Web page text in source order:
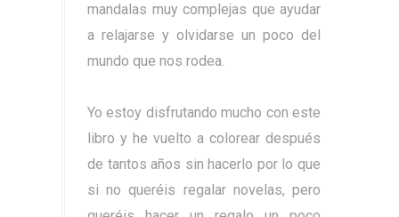
mandalas muy complejas que ayudar
a relajarse y olvidarse un poco del
mundo que nos rodea.
Yo estoy disfrutando mucho con este
libro y he vuelto a colorear después
de tantos años sin hacerlo por lo que
si no queréis regalar novelas, pero